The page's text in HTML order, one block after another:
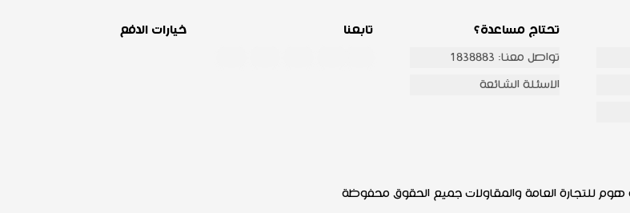
تحتاج مساعدة؟
تواصل معنا: 1838883
الاسئلة الشائعة
تابعنا خيارات الدفع